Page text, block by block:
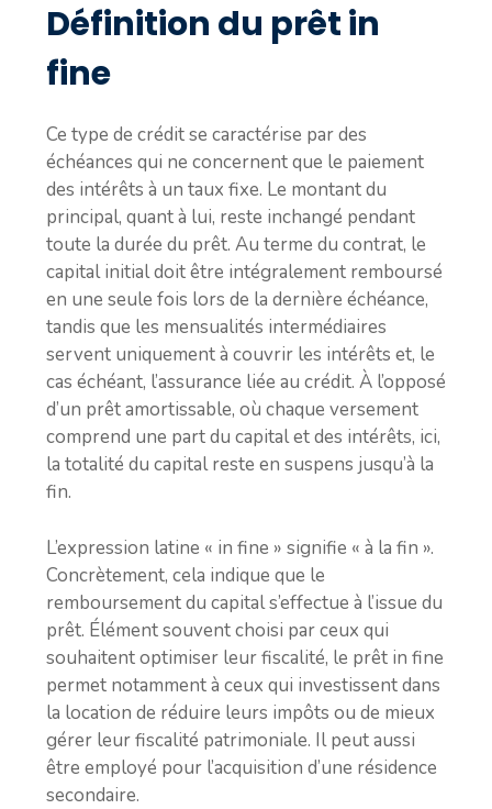
Définition du prêt in
fine
Ce type de crédit se caractérise par des
échéances qui ne concernent que le paiement
des intérêts à un taux fixe. Le montant du
principal, quant à lui, reste inchangé pendant
toute la durée du prêt. Au terme du contrat, le
capital initial doit être intégralement remboursé
en une seule fois lors de la dernière échéance,
tandis que les mensualités intermédiaires
servent uniquement à couvrir les intérêts et, le
cas échéant, l’assurance liée au crédit. À l’opposé
d’un prêt amortissable, où chaque versement
comprend une part du capital et des intérêts, ici,
la totalité du capital reste en suspens jusqu’à la
fin.
L’expression latine « in fine » signifie « à la fin ».
Concrètement, cela indique que le
remboursement du capital s’effectue à l’issue du
prêt. Élément souvent choisi par ceux qui
souhaitent optimiser leur fiscalité, le prêt in fine
permet notamment à ceux qui investissent dans
la location de réduire leurs impôts ou de mieux
gérer leur fiscalité patrimoniale. Il peut aussi
être employé pour l’acquisition d’une résidence
secondaire.